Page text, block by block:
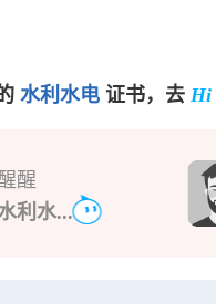
水利水电 证书，去 Hi
醒
利水...